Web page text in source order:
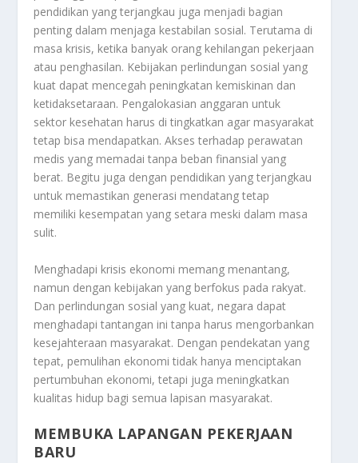
pendidikan yang terjangkau juga menjadi bagian
penting dalam menjaga kestabilan sosial. Terutama di
masa krisis, ketika banyak orang kehilangan pekerjaan
atau penghasilan. Kebijakan perlindungan sosial yang
kuat dapat mencegah peningkatan kemiskinan dan
ketidaksetaraan. Pengalokasian anggaran untuk
sektor kesehatan harus di tingkatkan agar masyarakat
tetap bisa mendapatkan. Akses terhadap perawatan
medis yang memadai tanpa beban finansial yang
berat. Begitu juga dengan pendidikan yang terjangkau
untuk memastikan generasi mendatang tetap
memiliki kesempatan yang setara meski dalam masa
sulit.
Menghadapi krisis ekonomi memang menantang,
namun dengan kebijakan yang berfokus pada rakyat.
Dan perlindungan sosial yang kuat, negara dapat
menghadapi tantangan ini tanpa harus mengorbankan
kesejahteraan masyarakat. Dengan pendekatan yang
tepat, pemulihan ekonomi tidak hanya menciptakan
pertumbuhan ekonomi, tetapi juga meningkatkan
kualitas hidup bagi semua lapisan masyarakat.
MEMBUKA LAPANGAN PEKERJAAN
BARU